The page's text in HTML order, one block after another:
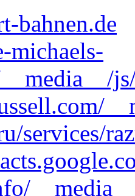
bahnen.de
michaels-
services/